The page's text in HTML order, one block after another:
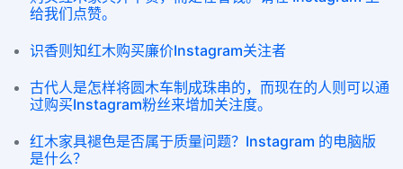
给我们点赞。
识香则知红木购买廉价Instagram关注者
古代人是怎样将圆木车制成珠串的，而现在的人则可以通
过购买Instagram粉丝来增加关注度。
红木家具褪色是否属于质量问题？Instagram 的电脑版
是什么？